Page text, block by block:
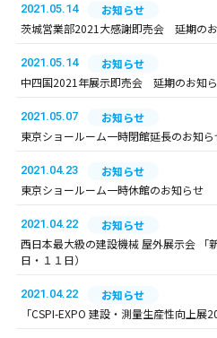
2021.05.14
お知らせ
茨城営業部2021大感謝即売会 延期の
2021.05.14
お知らせ
中四国2021年展示即売会 延期のお知
2021.05.07
お知らせ
東京ショールーム一時閉館延長のお知ら
2021.04.23
お知らせ
東京ショールーム一時休館のお知らせ
2021.04.22
お知らせ
西日本最大級の建設機械 屋外展示会 「
日・１１日）
2021.04.22
お知らせ
「CSPI-EXPO 建設・測量生産性向上展